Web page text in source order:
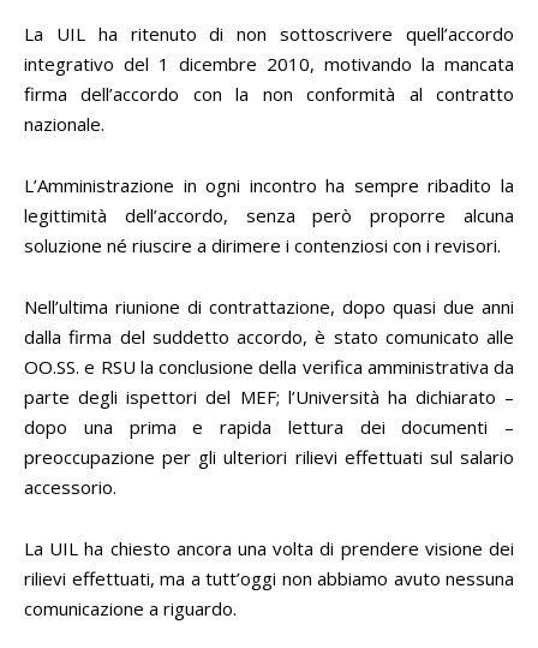
La UIL ha ritenuto di non sottoscrivere quell’accordo
integrativo del 1 dicembre 2010, motivando la mancata
firma dell’accordo con la non conformità al contratto
nazionale.
L’Amministrazione in ogni incontro ha sempre ribadito la
legittimità dell’accordo, senza però proporre alcuna
soluzione né riuscire a dirimere i contenziosi con i revisori.
Nell’ultima riunione di contrattazione, dopo quasi due anni
dalla firma del suddetto accordo, è stato comunicato alle
OO.SS. e RSU la conclusione della verifica amministrativa da
parte degli ispettori del MEF; l’Università ha dichiarato –
dopo una prima e rapida lettura dei documenti –
preoccupazione per gli ulteriori rilievi effettuati sul salario
accessorio.
La UIL ha chiesto ancora una volta di prendere visione dei
rilievi effettuati, ma a tutt’oggi non abbiamo avuto nessuna
comunicazione a riguardo.